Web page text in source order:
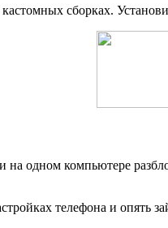
сборках.
на одном компьютере
телефона и опять